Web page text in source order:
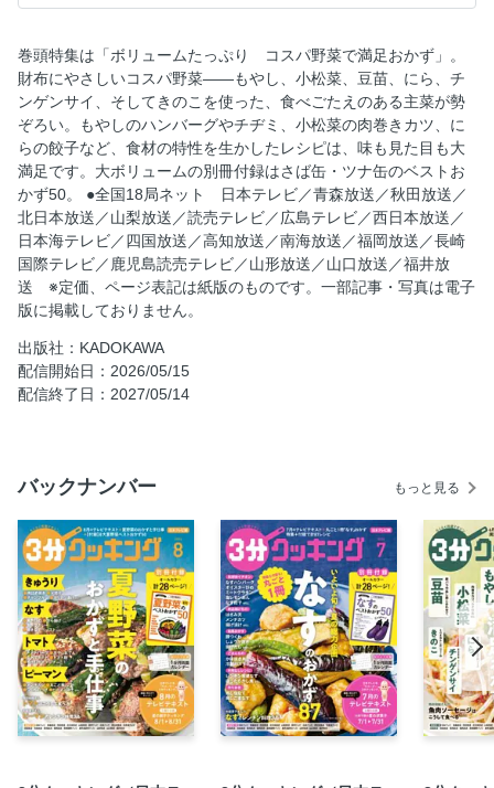
コスパ野菜で満足おかず にら
コスパ野菜で満足おかず チンゲンサイ
コスパ野菜で満足おかず 豆苗
6月のテレビテキスト
6月の放送カレンダー
土曜日企画 夏のカレー＆さっぱりサラダ
新連載 飛田和緒さんのわが家の定番 vol.3「魚肉ソーセー
ジ」はこうして食べる
新連載 たんぱく質も野菜もしっかりとれる大人のレンチン
おかず vol.3 今月のお題「鶏ひき肉」
読者のページ「Café de 3分」
お料理インデックス
次号予告
巻頭特集は「ボリュームたっぷり コスパ野菜で満足おかず」。
財布にやさしいコスパ野菜――もやし、小松菜、豆苗、にら、チ
ンゲンサイ、そしてきのこを使った、食べごたえのある主菜が勢
ぞろい。もやしのハンバーグやチヂミ、小松菜の肉巻きカツ、に
らの餃子など、食材の特性を生かしたレシピは、味も見た目も大
満足です。大ボリュームの別冊付録はさば缶・ツナ缶のベストお
かず50。 ●全国18局ネット 日本テレビ／青森放送／秋田放送／
北日本放送／山梨放送／読売テレビ／広島テレビ／西日本放送／
日本海テレビ／四国放送／高知放送／南海放送／福岡放送／長崎
国際テレビ／鹿児島読売テレビ／山形放送／山口放送／福井放
送 ※定価、ページ表記は紙版のものです。一部記事・写真は電子
版に掲載しておりません。
出版社：KADOKAWA
配信開始日：2026/05/15
配信終了日：2027/05/14
バックナンバー もっと見る